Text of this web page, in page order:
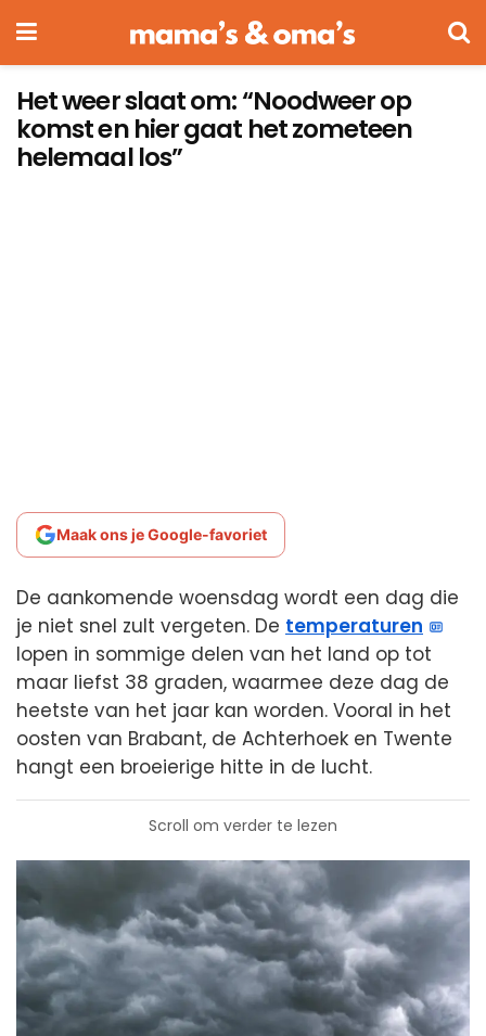
Het weer slaat om: “Noodweer op
komst en hier gaat het zometeen
helemaal los”
Maak ons je Google-favoriet
De aankomende woensdag wordt een dag die
je niet snel zult vergeten. De temperaturen
lopen in sommige delen van het land op tot
maar liefst 38 graden, waarmee deze dag de
heetste van het jaar kan worden. Vooral in het
oosten van Brabant, de Achterhoek en Twente
hangt een broeierige hitte in de lucht.
Scroll om verder te lezen